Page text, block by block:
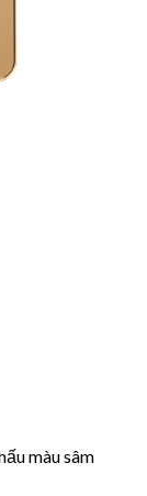
màu sâm